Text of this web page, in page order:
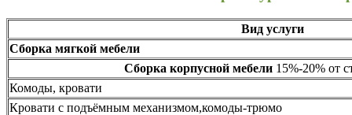
Вид услуги
Сборка мягкой мебели
Сборка корпусной мебели15%-20% от
Комоды, кровати
Кровати с подъёмным механизмом,комоды-трюмо